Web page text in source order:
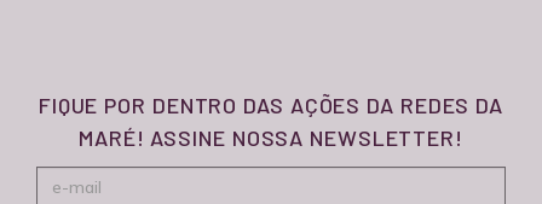
FIQUE POR DENTRO DAS AÇÕES DA REDES DA
MARÉ! ASSINE NOSSA NEWSLETTER!